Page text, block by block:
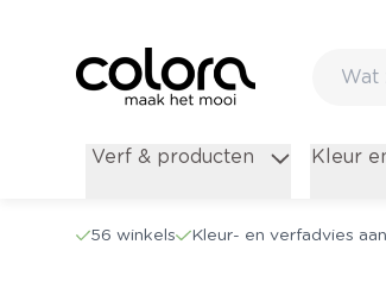
Verf & producten Kleur
56 winkels Kleur- en verfadvies